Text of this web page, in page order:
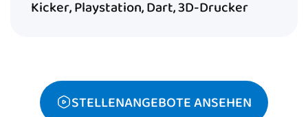
Kicker, Playstation, Dart, 3D-Drucker
STELLENANGEBOTE ANSEHEN